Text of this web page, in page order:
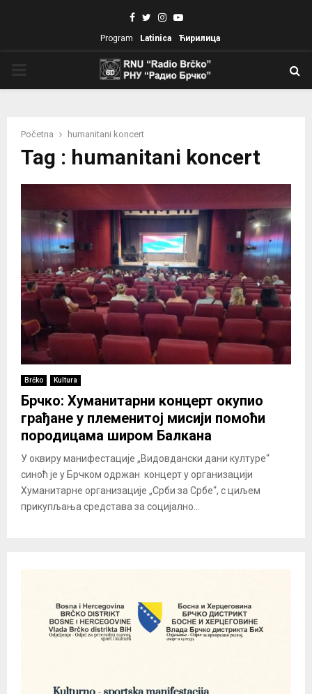
Facebook
TwitterInstagram
Youtube
Program Latinica Ћирилица
Početna humanitani koncert
Tag : humanitani koncert
Brčko Kultura
Брчко: Хуманитарни концерт окупио
грађане у племенитој мисији помоћи
породицама широм Балкана
У оквиру манифестације „Видовдански дани културе“
синоћ је у Брчком одржан концерт у организацији
Хуманитарне организације „Срби за Србе“, с циљем
прикупљања средстава за социјално...